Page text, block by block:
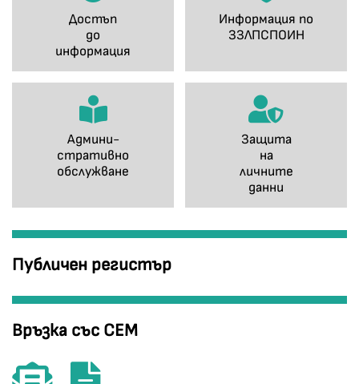
Достъп
до
информация
Информация по
ЗЗЛПСПОИН
Админи-
стративно
обслужване
Защита
на
личните
данни
Публичен регистър
Връзка със СЕМ